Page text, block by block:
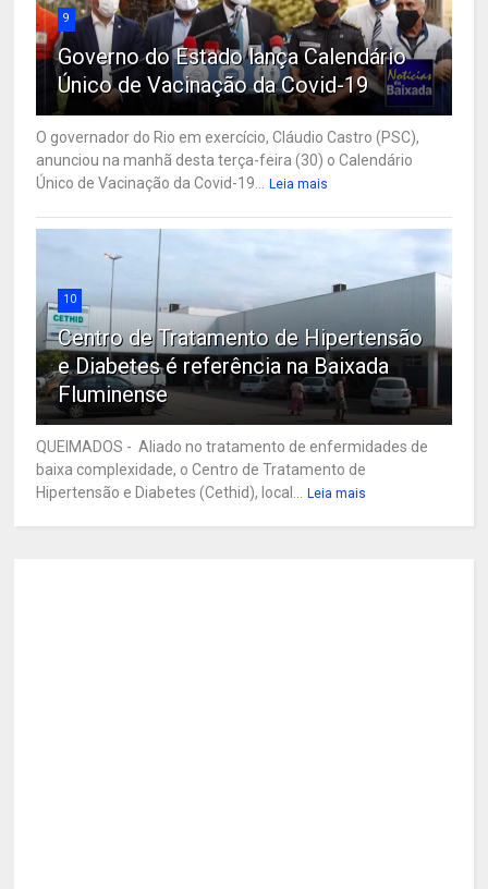
9
Governo do Estado lança Calendário
Único de Vacinação da Covid-19
O governador do Rio em exercício, Cláudio Castro (PSC),
anunciou na manhã desta terça-feira (30) o Calendário
Único de Vacinação da Covid-19...
Leia mais
10
Centro de Tratamento de Hipertensão
e Diabetes é referência na Baixada
Fluminense
QUEIMADOS - Aliado no tratamento de enfermidades de
baixa complexidade, o Centro de Tratamento de
Hipertensão e Diabetes (Cethid), local...
Leia mais